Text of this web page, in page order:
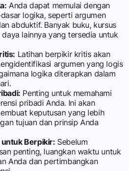
Anda dapat memulai dengan
logika, seperti argumen
abduktif. Banyak buku, kursus
lainnya yang tersedia untuk
Latihan berpikir kritis akan
argumen yang logis
logika diterapkan dalam
Penting untuk memahami
pribadi Anda. Ini akan
keputusan yang lebih
tujuan dan prinsip Anda
Berpikir: Sebelum
penting, luangkan waktu untuk
Anda dan pertimbangkan